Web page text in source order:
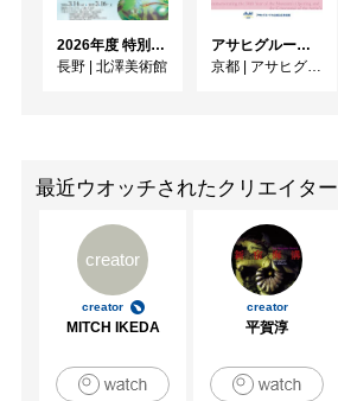
2026年度 特別展「ガレとドーム、アール･ヌーヴォーのガラス 水辺のやすらぎ、海の神秘」
長野 | 北澤美術館
アサヒグループ大山崎山荘美術館 開館30周年記念展「没後100年 クロード・モネ」
京都 | アサヒグループ大山崎山荘美術館
最近ウオッチされたクリエイター
creator
creator
MITCH IKEDA
creator
平賀淳